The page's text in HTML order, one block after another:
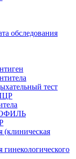
обследования
тест
(клиническая
гинекологического